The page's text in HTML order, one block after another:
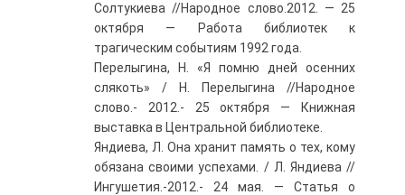
Солтукиева //Народное слово.2012. — 25
октября — Работа библиотек к
трагическим событиям 1992 года.
Перелыгина, Н. «Я помню дней осенних
слякоть» / Н. Перелыгина //Народное
слово.- 2012.- 25 октября — Книжная
выставка в Центральной библиотеке.
Яндиева, Л. Она хранит память о тех, кому
обязана своими успехами. / Л. Яндиева //
Ингушетия.-2012.- 24 мая. — Статья о